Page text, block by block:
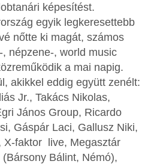
képesítést.
egyik legkeresettebb
nőtte ki magát, számos
népzene-, world music
a mai napig.
akikkel eddig együtt zenélt:
Jr., Takács Nikolas,
János Group, Ricardo
Gáspár Laci, Gallusz Niki,
X-faktor live, Megasztár
Bálint, Némó),